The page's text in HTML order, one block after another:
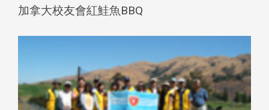
加拿大校友會紅鮭魚BBQ